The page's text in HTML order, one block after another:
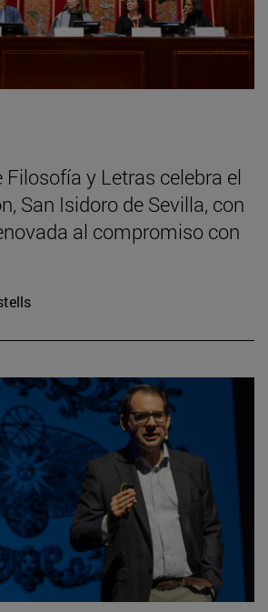
Filosofía y Letras celebra el
San Isidoro de Sevilla, con
al compromiso con